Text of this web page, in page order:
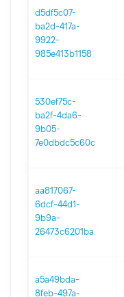
d5df5c07-
ba2d-417a-
9922-
985e413b1158
530ef75c-
ba2f-4da6-
9b05-
7e0dbdc5c60c
aa817067-
6dcf-44d1-
9b9a-
26473c6201ba
a5a49bda-
8feb-497a-